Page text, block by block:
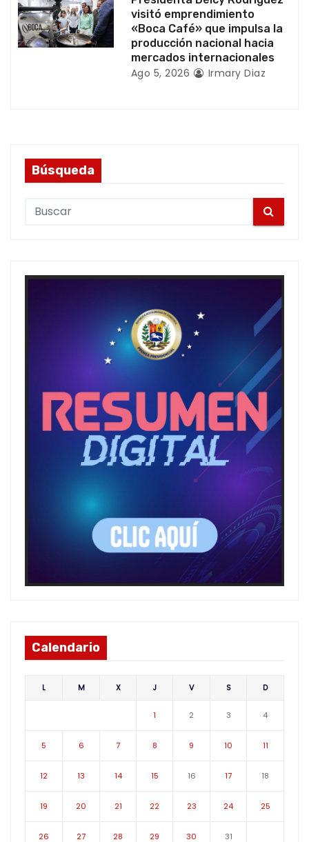
visitó emprendimiento
«Boca Café» que impulsa la
producción nacional hacia
mercados internacionales
Ago 5, 2026 Irmary Diaz
Búsqueda
c
Calendario
L M X J V S D
1 2 3 4
5 6 7 8 9 10 11
12 13 14 15 16 17 18
19 20 21 22 23 24 25
26 27 28 29 30 31